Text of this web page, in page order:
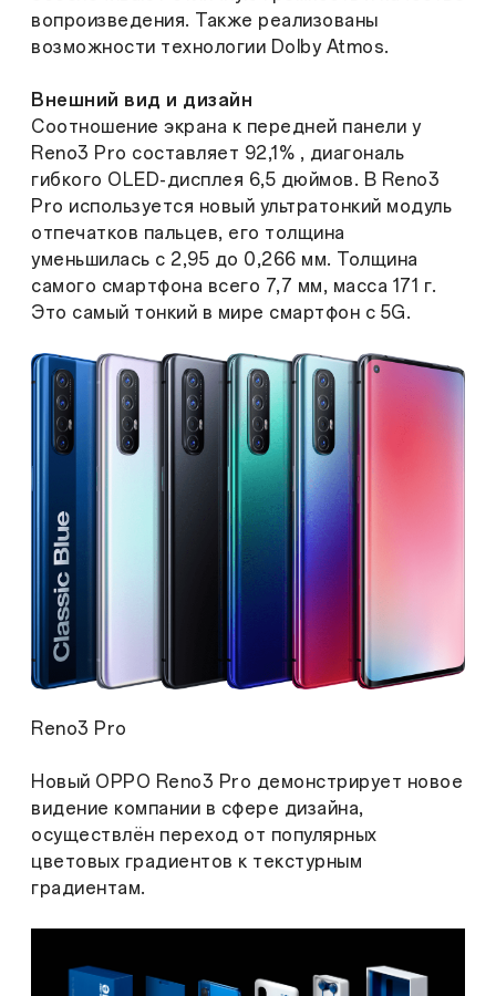
вопроизведения. Также реализованы
возможности технологии Dolby Atmos.
Внешний вид и дизайн
Соотношение экрана к передней панели у
Reno3 Pro составляет 92,1% , диагональ
гибкого OLED-дисплея 6,5 дюймов. В Reno3
Pro используется новый ультратонкий модуль
отпечатков пальцев, его толщина
уменьшилась с 2,95 до 0,266 мм. Толщина
самого смартфона всего 7,7 мм, масса 171 г.
Это самый тонкий в мире смартфон с 5G.
Reno3 Pro
Новый OPPO Reno3 Pro демонстрирует новое
видение компании в сфере дизайна,
осуществлён переход от популярных
цветовых градиентов к текстурным
градиентам.